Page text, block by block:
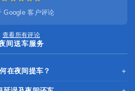
Google 客户评论
查看所有评论
间送车服务
在夜间提车？ ＋